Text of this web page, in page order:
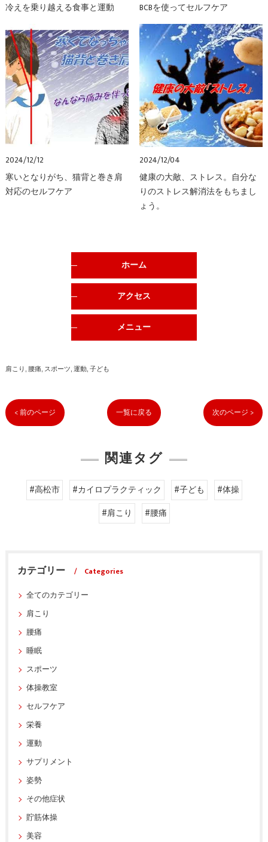
冷えを乗り越える食事と運動
BCBを使ってセルフケア
2024/12/12
寒いとなりがち、猫背と巻き肩
対応のセルフケア
2024/12/04
健康の大敵、ストレス。自分な
りのストレス解消法をもちまし
ょう。
ホーム
アクセス
メニュー
肩こり 腰痛 スポーツ 運動 子ども
< 前のページ 一覧に戻る 次のページ >
関連タグ
#高松市 #カイロプラクティック #子ども
#体操
#肩こり
#腰痛
カテゴリー
Categories
全てのカテゴリー
肩こり
腰痛
睡眠
スポーツ
体操教室
セルフケア
栄養
運動
サプリメント
姿勢
その他症状
貯筋体操
美容